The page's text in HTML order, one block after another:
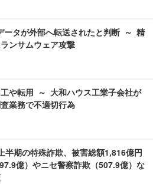
ータが外部へ転送されたと判断 ～ 精
ンサムウェア攻撃
や転用 ～ 大和ハウス工業子会社が
業務で不適切行為
半期の特殊詐欺、被害総額1,816億円
億）やニセ警察詐欺（507.9億）な